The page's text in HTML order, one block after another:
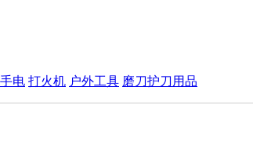
电 打火机 户外工具 磨刀护刀用品